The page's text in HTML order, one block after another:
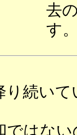
去
す
り続いて
ではな